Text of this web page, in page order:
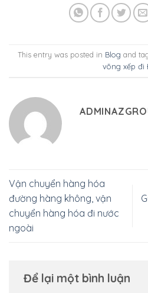
This entry was posted in Blog and
võng xếp đi
Vận chuyển hàng hóa
đường hàng không, vận
chuyển hàng hóa đi nước
ngoài
Để lại một bình luận